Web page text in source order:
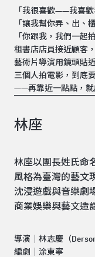
「我很喜歡——我喜歡
「讓我幫你弄、出、
「你跟我，我們一起
租書店店員接近顧客
藝術片導演用鏡頭貼
三個人拍電影，到底
——再靠近一點點，
林座
林座以團長姓氏命
風格為臺灣的藝文
沈浸遊戲與音樂劇
商業娛樂與藝文造
導演｜林志慶（Derson
編劇｜涂東寧